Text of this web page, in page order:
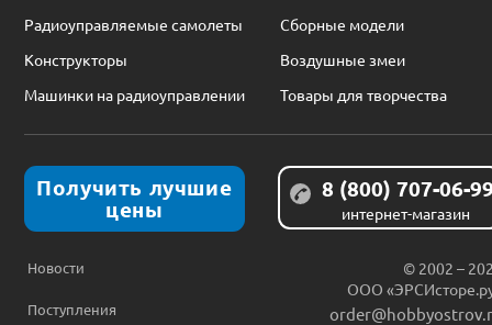
Радиоуправляемые самолеты
Сборные модели
Конструкторы
Воздушные змеи
Машинки на радиоуправлении
Товары для творчества
Получить лучшие
цены
8 (800) 707-06-
интернет-магазин
Новости
Поступления
© 2002 –
ООО